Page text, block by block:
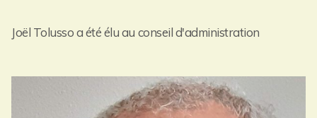
Joël Tolusso a été élu au conseil d'administration